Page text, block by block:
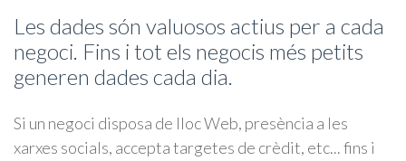
Les dades són valuosos actius per a cada
negoci. Fins i tot els negocis més petits
generen dades cada dia.
Si un negoci disposa de lloc Web, presència a les
xarxes socials, accepta targetes de crèdit, etc... fins i